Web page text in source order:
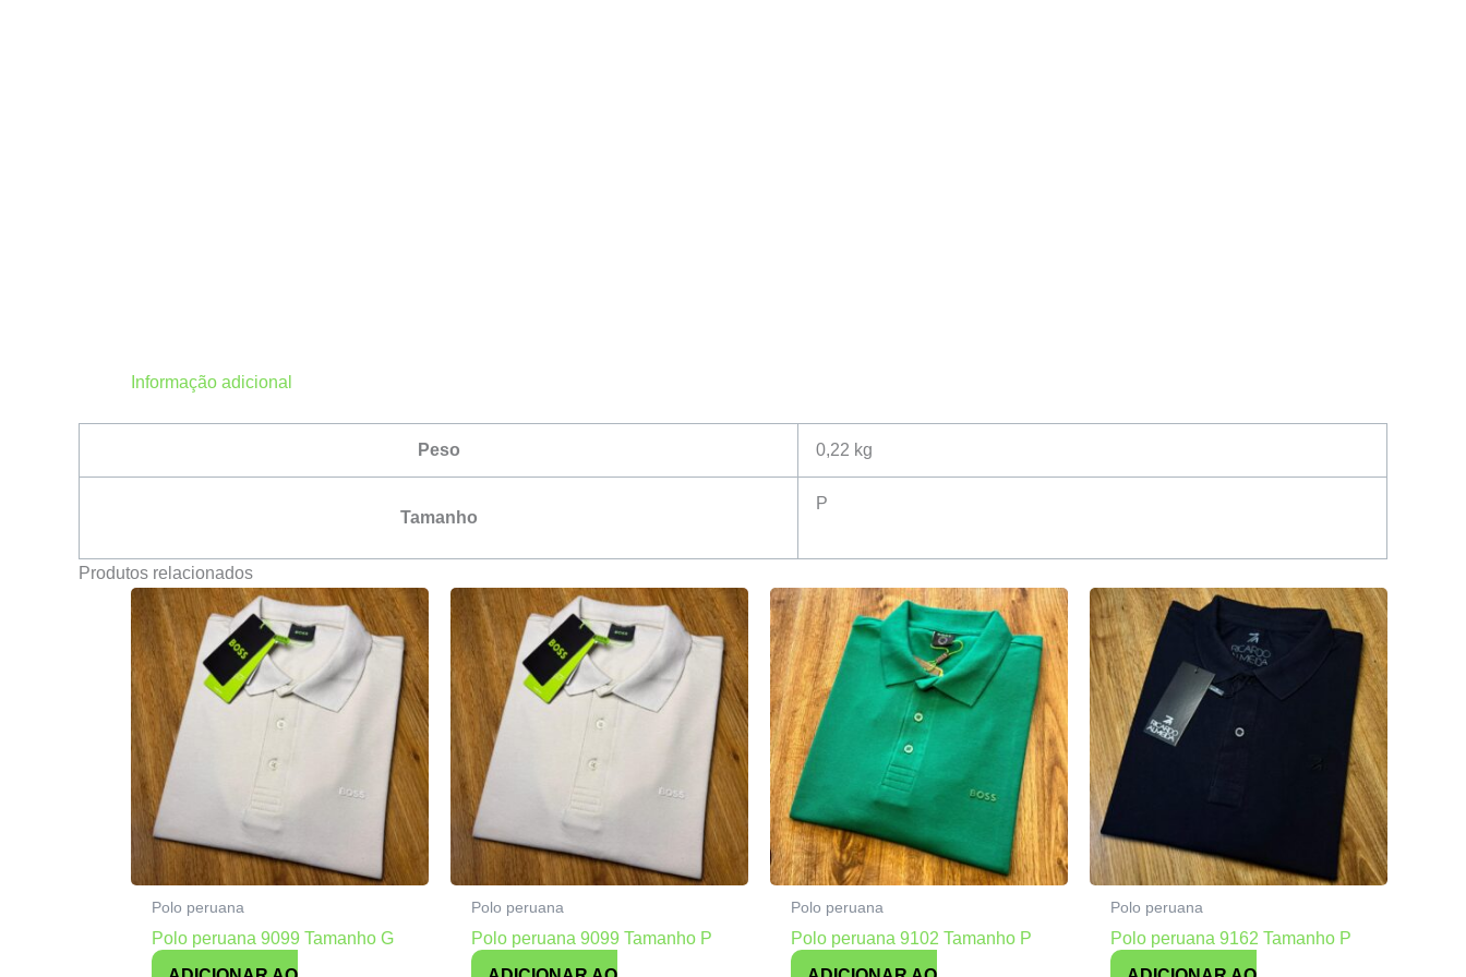
Informação adicional
Peso 0,22 kg
Tamanho
P
Produtos relacionados
Polo peruana
Polo peruana 9099 Tamanho G
Polo peruana
Polo peruana 9099 Tamanho P
Polo peruana
Polo peruana 9102 Tamanho P
Polo peruana
Polo peruana 9162 Tamanho P